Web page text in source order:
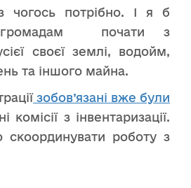
чогось потрібно. І я б
почати з
своєї землі, водойм,
та іншого майна.
зобов’язані вже були
комісії з інвентаризації.
скоординувати роботу з